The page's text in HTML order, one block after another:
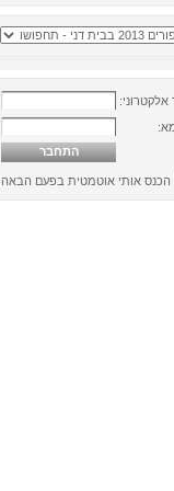
אלקטרוני:
הכנס אותי אוטמטית בפעם הבאה